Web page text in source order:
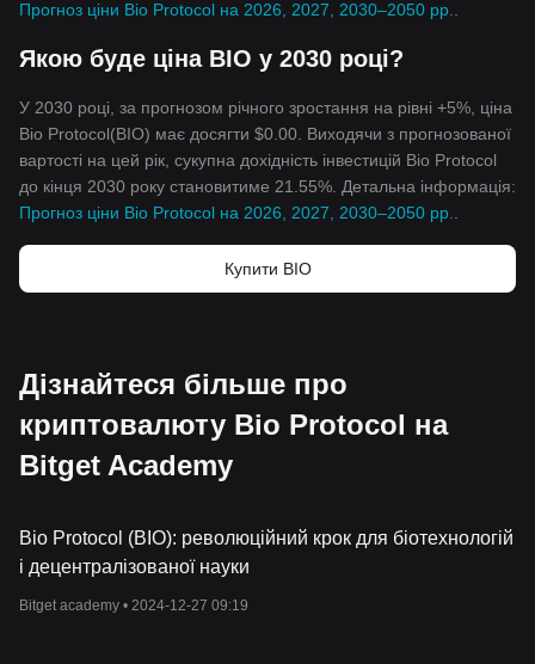
Прогноз ціни Bio Protocol на 2026, 2027, 2030–2050 рр.
Якою буде ціна BIO у 2030 році?
У 2030 році, за прогнозом річного зростання на рівні +5%, ціна
Bio Protocol(BIO) має досягти $0.00. Виходячи з прогнозованої
вартості на цей рік, сукупна дохідність інвестицій Bio Protocol
до кінця 2030 року становитиме 21.55%. Детальна інформація:
Прогноз ціни Bio Protocol на 2026, 2027, 2030–2050 рр.
Купити BIO
Дізнайтеся більше про
криптовалюту Bio Protocol на
Bitget Academy
Bio Protocol (BIO): революційний крок для біотехнологій
і децентралізованої науки
Bitget academy • 2024-12-27 09:19